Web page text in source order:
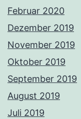
Februar 2020
Dezember 2019
November 2019
Oktober 2019
September 2019
August 2019
Juli 2019